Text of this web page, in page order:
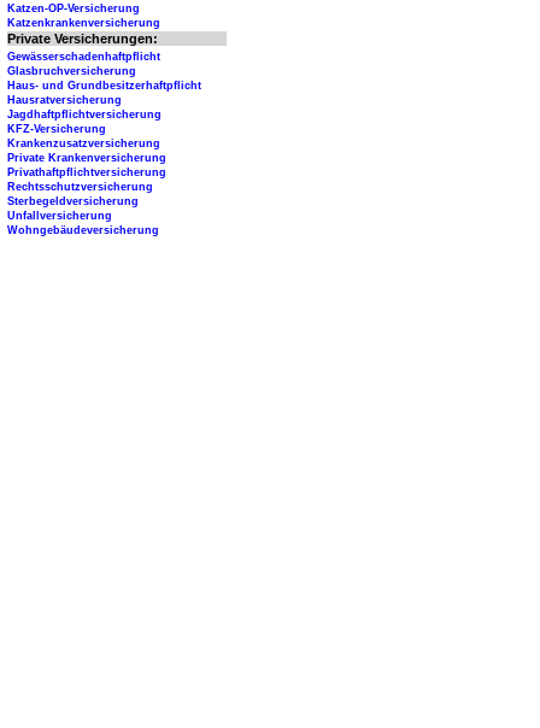
Katzen-OP-Versicherung
Katzenkrankenversicherung
Private Versicherungen:
Gewässerschadenhaftpflicht
Glasbruchversicherung
Haus- und Grundbesitzerhaftpflicht
Hausratversicherung
Jagdhaftpflichtversicherung
KFZ-Versicherung
Krankenzusatzversicherung
Private Krankenversicherung
Privathaftpflichtversicherung
Rechtsschutzversicherung
Sterbegeldversicherung
Unfallversicherung
Wohngebäudeversicherung